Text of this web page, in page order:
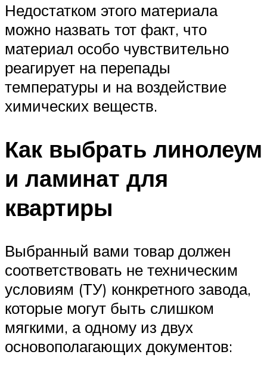
Недостатком этого материала
можно назвать тот факт, что
материал особо чувствительно
реагирует на перепады
температуры и на воздействие
химических веществ.
Как выбрать линолеум
и ламинат для
квартиры
Выбранный вами товар должен
соответствовать не техническим
условиям (ТУ) конкретного завода,
которые могут быть слишком
мягкими, а одному из двух
основополагающих документов: